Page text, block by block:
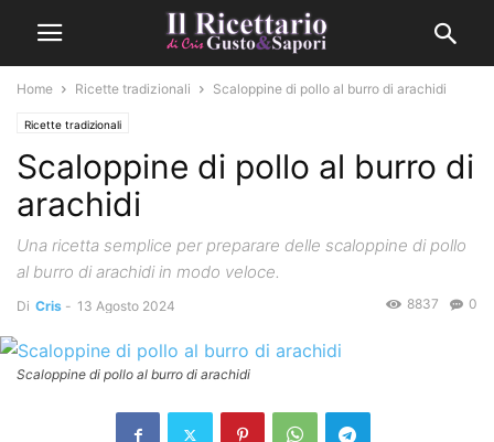
Home Ricette tradizionali Scaloppine di pollo al burro di arachidi
Ricette tradizionali
Scaloppine di pollo al burro di
arachidi
Una ricetta semplice per preparare delle scaloppine di pollo
al burro di arachidi in modo veloce.
Di Cris - 13 Agosto 2024 0
8837
Scaloppine di pollo al burro di arachidi